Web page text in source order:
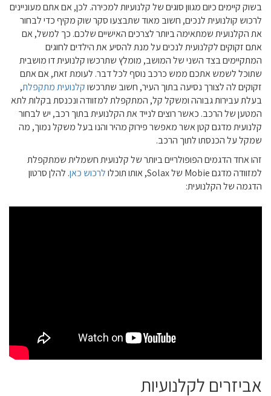
בשוק קיימים כיום מגוון סוגים של קלנועיות למכירה. לכן, אם אתם מעוניינים
לרכוש קולנועית לנכים, חשוב מאוד שתבצעו סקר שוק מקיף כדי לבחור
את הקלנועית שמתאימה ביותר לצרכים האישיים שלכם. כך למשל, אם
אתם זקוקים לקלנועית לנכים על מנת להסיע את הילדים לחוגים
המתקיימים בצד השני של המושב, מומלץ שתרכשו קלנועית דו מושבית
שתוכל לשמש אתכם ממש כרכב נוסף לכל דבר. לעומת זאת, אם אתם
זקוקים לה לצורך נסיעה בתוך העיר, חשוב שתרכשוקלנועית מתקפלת,
בעלת עבירות גבוהה ומשקל קל, המתקפלת למזוודה ונכנסת בקלות לתא
המטען של הרכב. כאשר רוצים לנייד את הקלנועית בתוך רכב, יש לבחור
קלנועית מדגם קטן אשר מאפשר פירוק מהיר והנו בעל משקל נמוך, מה
שמקל על הכנסתו לתוך הרכב.
זהו אחד הדגמים הפופולריים ביותר של קלנועית חשמלית שמתקפלת
למזוודה מדגם Mobie של Solax, אותו תוכלו
לרכוש כאן. להלן סרטון
הדגמה של הקלנועית:
אביזרים לקלנועיות